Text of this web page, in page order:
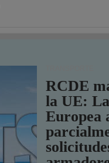
RCDE
la UE:
Europea